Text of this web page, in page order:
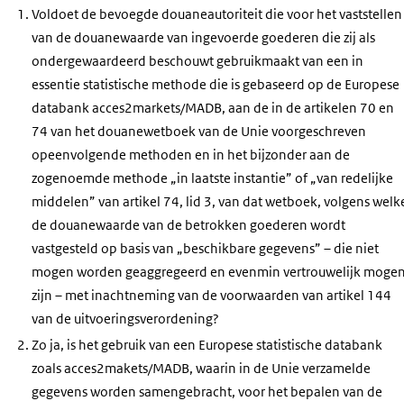
Voldoet de bevoegde douaneautoriteit die voor het vaststellen
van de douanewaarde van ingevoerde goederen die zij als
ondergewaardeerd beschouwt gebruikmaakt van een in
essentie statistische methode die is gebaseerd op de Europese
databank acces2markets/MADB, aan de in de artikelen 70 en
74 van het douanewetboek van de Unie voorgeschreven
opeenvolgende methoden en in het bijzonder aan de
zogenoemde methode „in laatste instantie” of „van redelijke
middelen” van artikel 74, lid 3, van dat wetboek, volgens
de douanewaarde van de betrokken goederen wordt
vastgesteld op basis van „beschikbare gegevens” – die niet
mogen worden geaggregeerd en evenmin vertrouwelijk
zijn – met inachtneming van de voorwaarden van artikel 144
van de uitvoeringsverordening?
Zo ja, is het gebruik van een Europese statistische databank
zoals acces2makets/MADB, waarin in de Unie verzamelde
gegevens worden samengebracht, voor het bepalen van de